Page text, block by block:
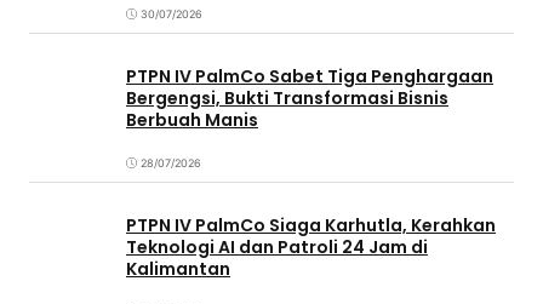
30/07/2026
PTPN IV PalmCo Sabet Tiga Penghargaan
Bergengsi, Bukti Transformasi Bisnis
Berbuah Manis
28/07/2026
PTPN IV PalmCo Siaga Karhutla, Kerahkan
Teknologi AI dan Patroli 24 Jam di
Kalimantan